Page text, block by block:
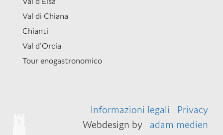
Val di Chiana
Chianti
Val d'Orcia
Tour enogastronomico
Informazioni legali
Privacy
Webdesign by
adam medien